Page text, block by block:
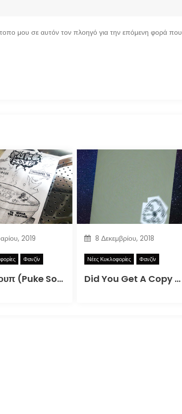
μου σε αυτόν τον πλοηγό για την επόμενη φορά που
2019
Φανζίν
Puke Σουπ (Puke Soup)
8 Δεκεμβρίου, 2018
Νέες Κυκλοφορίες Φανζίν
Did You Get A Copy Of The DIY Zine For How To Better Participate In Your Local Apocalypse?